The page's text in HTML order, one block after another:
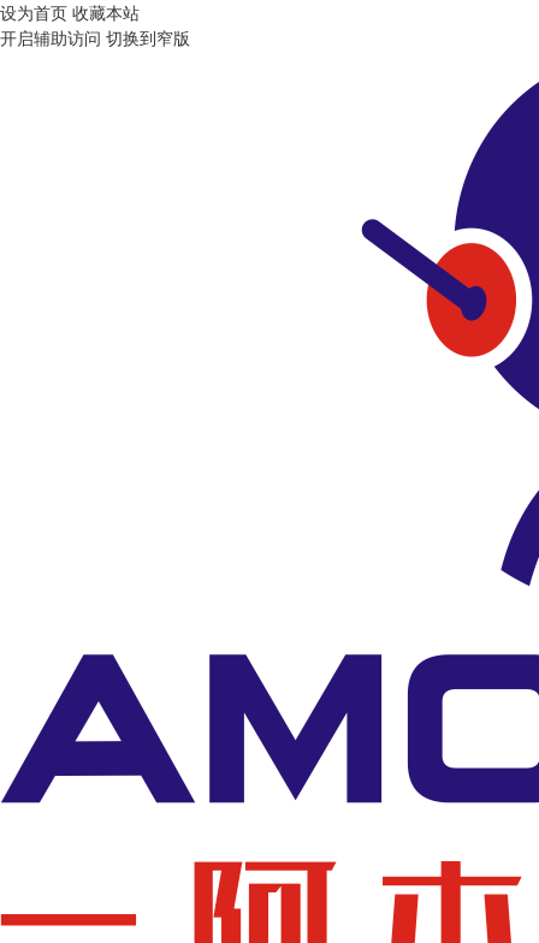
设为首页 收藏本站
开启辅助访问 切换到窄版